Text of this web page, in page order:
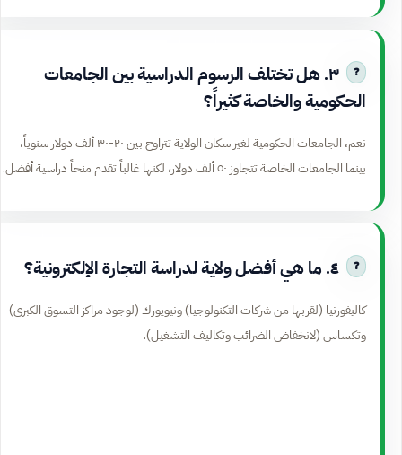
٣. هل تختلف الرسوم الدراسية بين الجامعات
الحكومية والخاصة كثيراً؟
نعم، الجامعات الحكومية لغير سكان الولاية تتراوح بين ٢٠-٣٠ ألف دولار سنوياً،
بينما الجامعات الخاصة تتجاوز ٥٠ ألف دولار، لكنها غالباً تقدم منحاً دراسية أفضل.
٤. ما هي أفضل ولاية لدراسة التجارة الإلكترونية؟
كاليفورنيا (لقربها من شركات التكنولوجيا) ونيويورك (لوجود مراكز التسوق الكبرى)
وتكساس (لانخفاض الضرائب وتكاليف التشغيل).